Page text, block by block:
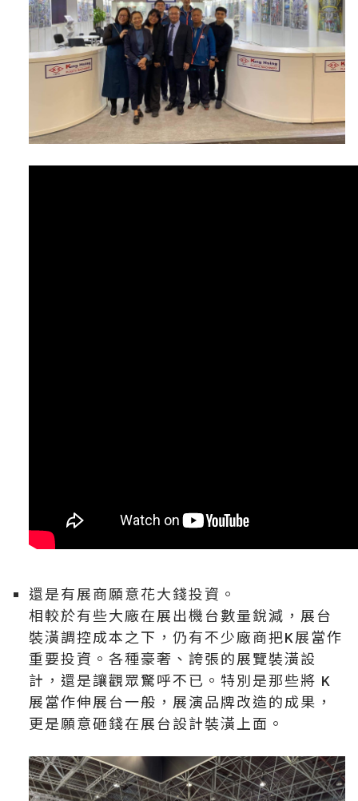
還是有展商願意花大錢投資。
相較於有些大廠在展出機台數量銳減，展台
裝潢調控成本之下，仍有不少廠商把K展當作
重要投資。各種豪奢、誇張的展覽裝潢設
計，還是讓觀眾驚呼不已。特別是那些將 K
展當作伸展台一般，展演品牌改造的成果，
更是願意砸錢在展台設計裝潢上面。